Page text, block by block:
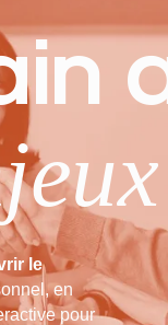
le
en
pour